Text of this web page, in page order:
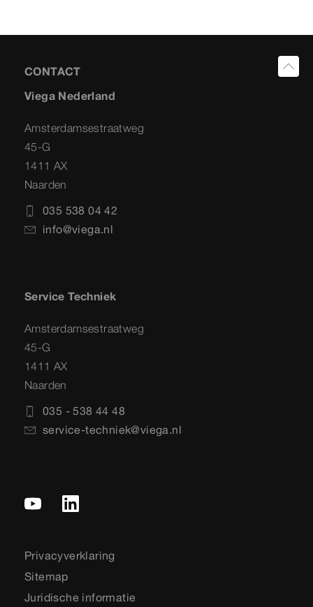
CONTACT
Viega Nederland
Amsterdamsestraatweg
45-G
1411 AX
Naarden
035 538 04 42
info@viega.nl
Service Techniek
Amsterdamsestraatweg
45-G
1411 AX
Naarden
035 - 538 44 48
service-techniek@viega.nl
Privacyverklaring
Sitemap
Juridische informatie